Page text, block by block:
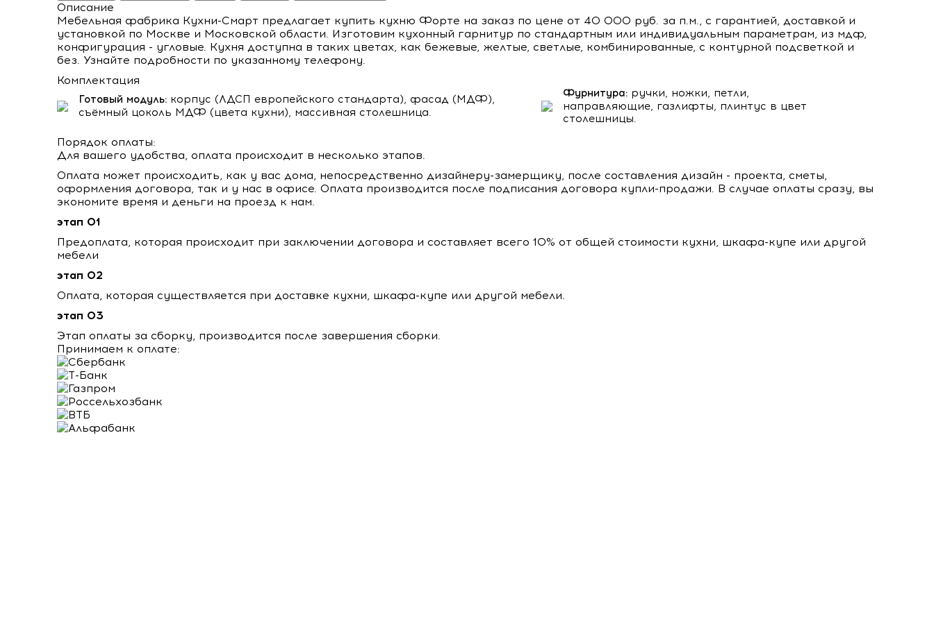
Описание
Мебельная фабрика Кухни-Смарт предлагает купить кухню Форте на заказ по цене от 40 000 руб. за п.м., с гарантией, доставкой и
установкой по Москве и Московской области. Изготовим кухонный гарнитур по стандартным или индивидуальным параметрам, из мдф,
конфигурация - угловые. Кухня доступна в таких цветах, как бежевые, желтые, светлые, комбинированные, с контурной подсветкой и
без. Узнайте подробности по указанному телефону.
Комплектация
Готовый модуль: корпус (ЛДСП европейского стандарта), фасад (МДФ),
съёмный цоколь МДФ (цвета кухни), массивная столешница.
Фурнитура:ручки, ножки, петли,
направляющие, газлифты, плинтус в цвет
столешницы.
Порядок оплаты:
Для вашего удобства, оплата происходит в несколько этапов.
Оплата может происходить, как у вас дома, непосредственно дизайнеру-замерщику, после составления дизайн - проекта, сметы,
оформления договора, так и у нас в офисе. Оплата производится после подписания договора купли-продажи. В случае оплаты сразу, вы
экономите время и деньги на проезд к нам.
этап 01
Предоплата, которая происходит при заключении договора и составляет всего 10% от общей стоимости кухни, шкафа-купе или другой
мебели
этап 02
Оплата, которая существляется при доставке кухни, шкафа-купе или другой мебели.
этап 03
Этап оплаты за сборку, производится после завершения сборки.
Принимаем к оплате: